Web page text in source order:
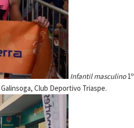
Infantil masculino1º
Club Deportivo Triaspe.